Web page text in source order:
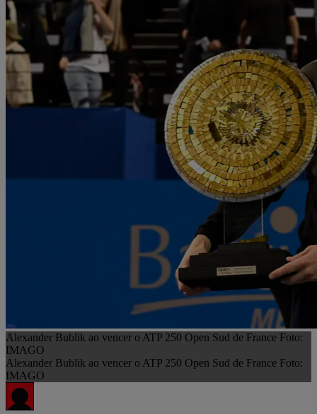
Alexander Bublik ao vencer o ATP 250 Open Sud de France Foto:
IMAGO
Alexander Bublik ao vencer o ATP 250 Open Sud de France Foto:
IMAGO